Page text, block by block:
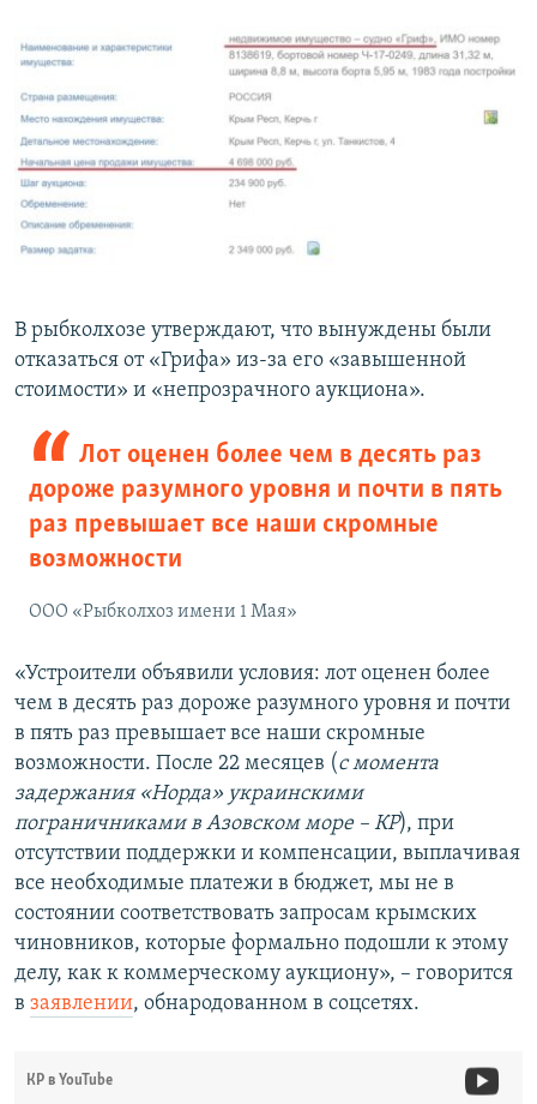
В рыбколхозе утверждают, что вынуждены были
отказаться от «Грифа» из-за его «завышенной
стоимости» и «непрозрачного аукциона».
Лот оценен более чем в десять раз
дороже разумного уровня и почти в пять
раз превышает все наши скромные
возможности
ООО «Рыбколхоз имени 1 Мая»
«Устроители объявили условия: лот оценен более
чем в десять раз дороже разумного уровня и почти
в пять раз превышает все наши скромные
возможности. После 22 месяцев (с момента
задержания «Норда» украинскими
пограничниками в Азовском море – КР), при
отсутствии поддержки и компенсации, выплачивая
все необходимые платежи в бюджет, мы не в
состоянии соответствовать запросам крымских
чиновников, которые формально подошли к этому
делу, как к коммерческому аукциону», – говорится
в заявлении, обнародованном в соцсетях.
КР в YouTube